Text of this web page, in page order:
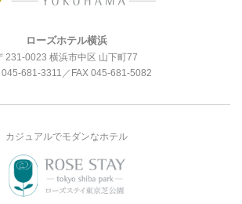
ローズホテル横浜
231-0023 横浜市中区 山下町77
045-681-3311 ／FAX 045-681-5082
カジュアルでモダンなホテル